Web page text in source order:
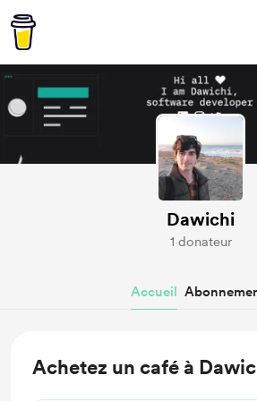
Dawichi
1 donateur
Accueil
Achetez un café à